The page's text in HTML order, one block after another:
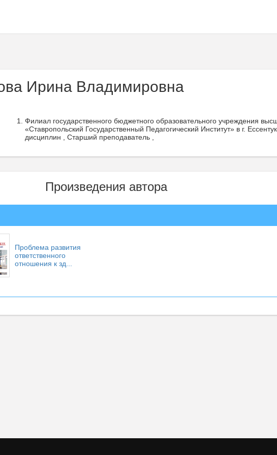
Ирина Владимировна
Филиал государственного бюджетного образовательного учреждения
«Ставропольский Государственный Педагогический Институт» в г.
дисциплин , Старший преподаватель ,
Произведения автора
Проблема развития
ответственного
отношения к зд...